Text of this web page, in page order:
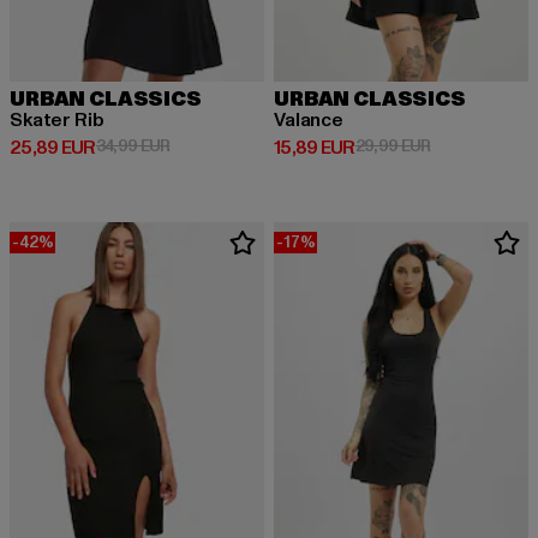
URBAN CLASSICS
Skater Rib
25,89 EUR
Derzeitiger Preis: 25,89 EUR
34,99 EURAktionspreis: 34,99 EUR
URBAN CLASSICS
Valance
15,89 EUR
Derzeitiger Preis: 15,89 EUR
29,99 EURAktionspreis:
-42% -17%